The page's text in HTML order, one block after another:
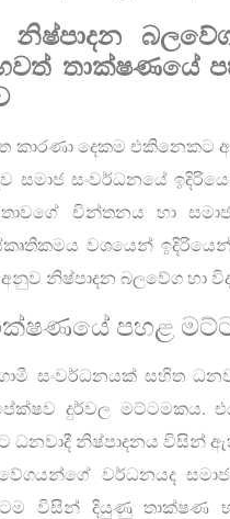
නිෂ්පාදන
තාක්ෂණයේ
කාරණා දෙකම එකිනෙකට
සමාජ සංවර්ධනයේ
චින්තනය හා
වශයෙන්
නිෂ්පාදන බලවේග හා
පහළ
සංවර්ධනයක් සහිත
දුර්වල මට්ටමකය.
ධනවාදී නිෂ්පාදනය විසින්
වර්ධනයද
විසින් දියුණු තාක්ෂණ